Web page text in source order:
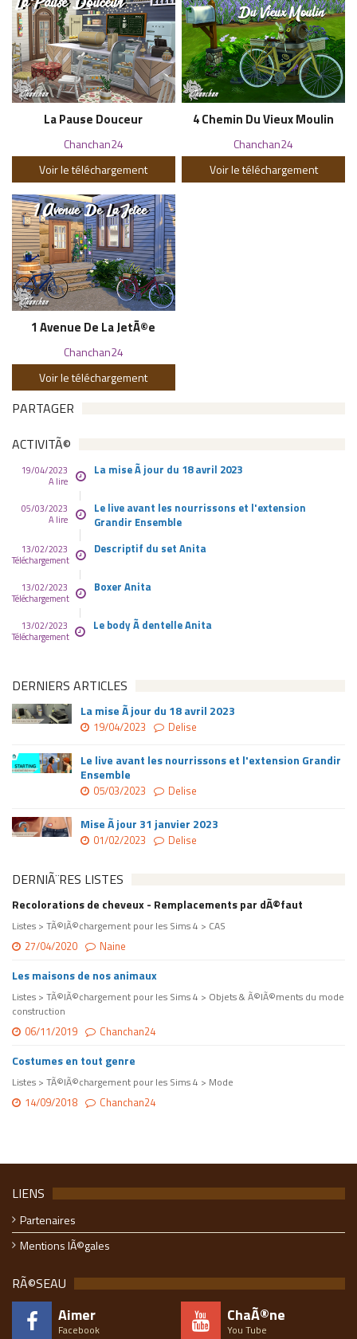
La Pause Douceur
Chanchan24
Voir le téléchargement
4 Chemin Du Vieux Moulin
Chanchan24
Voir le téléchargement
1 Avenue De La JetÃ©e
Chanchan24
Voir le téléchargement
PARTAGER
ACTIVITÃ©
19/04/2023
A lire
La mise Ã jour du 18 avril 2023
05/03/2023
A lire
Le live avant les nourrissons et l'extension
Grandir Ensemble
13/02/2023
Téléchargement
Descriptif du set Anita
13/02/2023
Téléchargement
Boxer Anita
13/02/2023
Téléchargement
Le body Ã dentelle Anita
DERNIERS ARTICLES
La mise Ã jour du 18 avril 2023
19/04/2023 Delise
Le live avant les nourrissons et l'extension Grandir
Ensemble
05/03/2023 Delise
Mise Ã jour 31 janvier 2023
01/02/2023 Delise
DERNIÃ¨RES LISTES
Recolorations de cheveux - Remplacements par dÃ©faut
Listes > TÃ©lÃ©chargement pour les Sims 4 > CAS
27/04/2020 Naine
Les maisons de nos animaux
Listes > TÃ©lÃ©chargement pour les Sims 4 > Objets & Ã©lÃ©ments du mode
construction
06/11/2019 Chanchan24
Costumes en tout genre
Listes > TÃ©lÃ©chargement pour les Sims 4 > Mode
14/09/2018 Chanchan24
LIENS
Partenaires
Mentions lÃ©gales
RÃ©SEAU
Aimer
Facebook
ChaÃ®ne
You Tube